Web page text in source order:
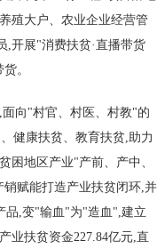
殖大户、农业企业经营管
,开展"消费扶贫·直播带货
。
向"村官、村医、村教"的
健康扶贫、教育扶贫,助力
困地区产业"产前、产中、
赋能打造产业扶贫闭环,并
品,变"输血"为"造血",建立
业扶贫资金227.84亿元,直